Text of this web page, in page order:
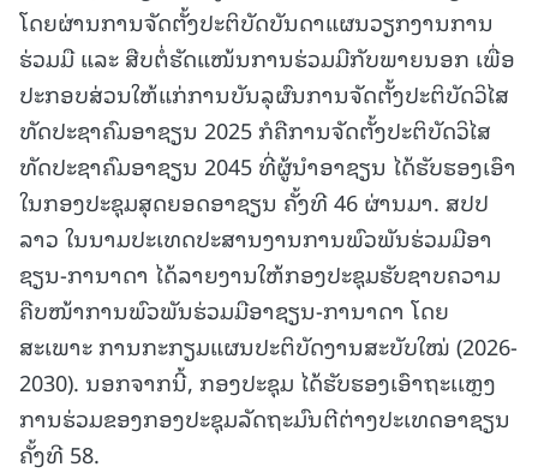
ໂດຍຜ່ານການຈັດຕັ້ງປະຕິບັດບັນດາແຜນວຽກງານການ
ຮ່ວມມື ແລະ ສືບຕໍ່ຮັດແໜ້ນການຮ່ວມມືກັບພາຍນອກ ເພື່ອ
ປະກອບສ່ວນໃຫ້ແກ່ການບັນລຸຜົນການຈັດຕັ້ງປະຕິບັດວິໄສ
ທັດປະຊາຄົມອາຊຽນ 2025 ກໍຄືການຈັດຕັ້ງປະຕິບັດວິໄສ
ທັດປະຊາຄົມອາຊຽນ 2045 ທີ່ຜູ້ນໍາອາຊຽນ ໄດ້ຮັບຮອງເອົາ
ໃນກອງປະຊຸມສຸດຍອດອາຊຽນ ຄັ້ງທີ 46 ຜ່ານມາ. ສປປ
ລາວ ໃນນາມປະເທດປະສານງານການພົວພັນຮ່ວມມືອາ
ຊຽນ-ການາດາ ໄດ້ລາຍງານໃຫ້ກອງປະຊຸມຮັບຊາບຄວາມ
ຄືບໜ້າການພົວພັນຮ່ວມມືອາຊຽນ-ການາດາ ໂດຍ
ສະເພາະ ການກະກຽມແຜນປະຕິບັດງານສະບັບໃໝ່ (2026-
2030). ນອກຈາກນີ້, ກອງປະຊຸມ ໄດ້ຮັບຮອງເອົາຖະເເຫຼງ
ການຮ່ວມຂອງກອງປະຊຸມລັດຖະມົນຕີຕ່າງປະເທດອາຊຽນ
ຄັ້ງທີ 58.